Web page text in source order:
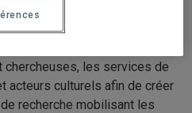
à travers des expériences
chercheuses, les services de
acteurs culturels afin de créer
recherche mobilisant les